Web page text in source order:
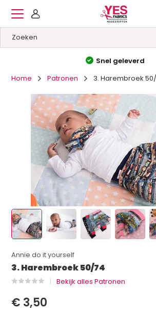
Snel geleverd
Home
Patronen 3. Harembroek
Annie do it yourself
3. Harembroek 50/74
Bekijk alles Patronen
€ 3,50